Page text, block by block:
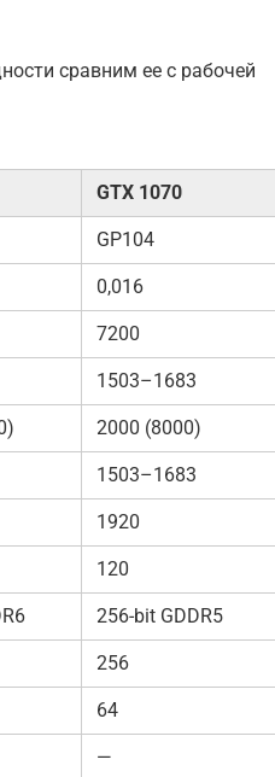
сравним ее с рабочей
GTX 1070
GP104
0,016
7200
1503–1683
2000 (8000)
1503–1683
1920
120
256-bit GDDR5
256
64
—